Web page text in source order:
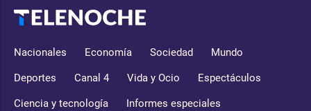
Nacionales Economía Sociedad Mundo
Deportes Canal 4 Vida y Ocio Espectáculos
Ciencia y tecnología Informes especiales